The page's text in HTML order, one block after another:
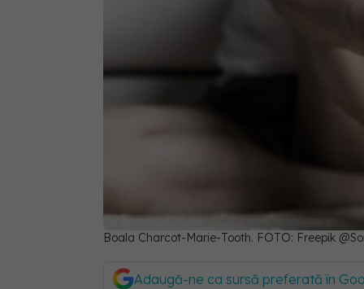
Boala Charcot-Marie-Tooth. FOTO: Freepik
Adaugă-ne ca sursă preferată în